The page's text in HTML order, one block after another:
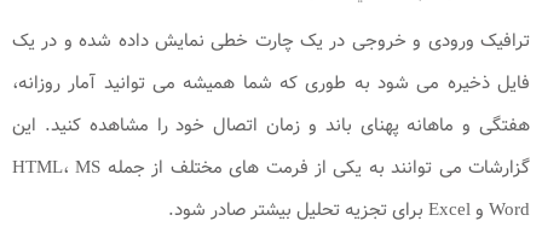
ترافیک ورودی و خروجی در یک چارت خطی نمایش داده شده و در یک
فایل ذخیره می شود به طوری که شما همیشه می توانید آمار روزانه،
هفتگی و ماهانه پهنای باند و زمان اتصال خود را مشاهده کنید. این
گزارشات می توانند به یکی از فرمت های مختلف از جمله HTML، MS
Word و Excel برای تجزیه تحلیل بیشتر صادر شود.